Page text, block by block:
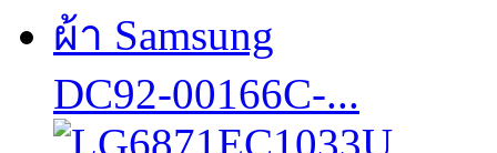
DC92-00166C-...